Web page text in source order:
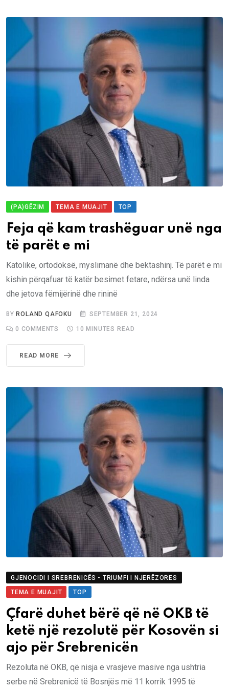
(PA)GËZIM TEMA E MUAJIT TOP
Feja që kam trashëguar unë nga
të parët e mi
Katolikë, ortodoksë, myslimanë dhe bektashinj. Të parët e mi
kishin përqafuar të katër besimet fetare, ndërsa unë linda
dhe jetova fëmijërinë dhe rininë
BY ROLAND QAFOKU SEPTEMBER 21, 2024
0 COMMENTS 10 MINUTES READ
READ MORE
GJENOCIDI I SREBRENICËS - TRIUMFI I NJERËZORES
TEMA E MUAJIT
TOP
Çfarë duhet bërë që në OKB të
ketë një rezolutë për Kosovën si
ajo për Srebrenicën
Rezoluta në OKB, që nisja e vrasjeve masive nga ushtria
serbe në Srebrenicë të Bosnjës më 11 korrik 1995 të